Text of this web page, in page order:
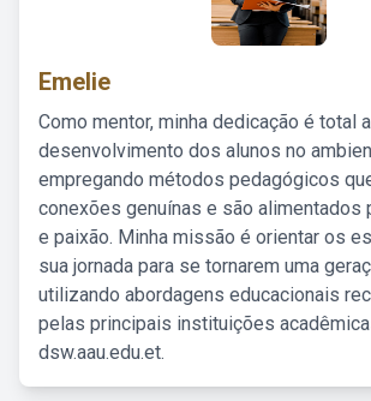
Emelie
Como mentor, minha dedicação é total
desenvolvimento dos alunos no
empregando métodos pedagógicos
conexões genuínas e são alimentados
e paixão. Minha missão é orientar os
sua jornada para se tornarem uma
utilizando abordagens educacionais
pelas principais instituições
dsw.aau.edu.et.